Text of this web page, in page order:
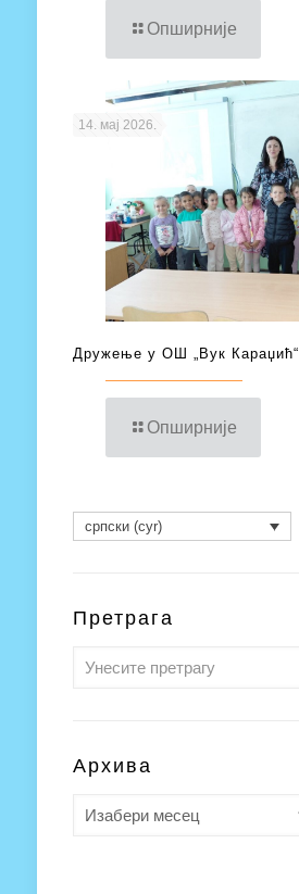
Опширније
14. мај 2026.
Дружење у ОШ „Вук Караџић“
Опширније
српски (cyr)
Претрага
Архива